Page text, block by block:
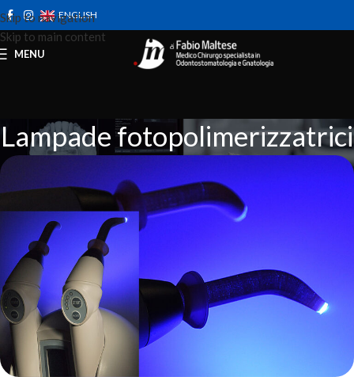
Skip to navigation
Skip to main content
ENGLISH
MENU
Lampade fotopolimerizzatrici